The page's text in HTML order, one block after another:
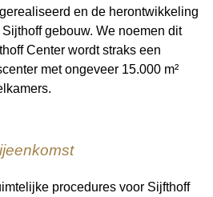
en de herontwikkeling
gebouw. We noemen dit
Center wordt straks een
met ongeveer 15.000 m²
procedures voor Sijfthoff